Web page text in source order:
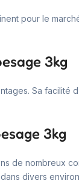
pour le
3kg
Sa
3kg
de nombreux
divers